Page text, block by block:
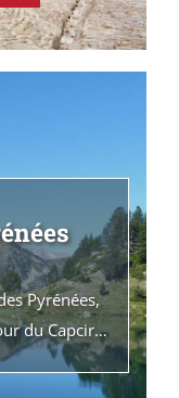
Pyrénées,
du Capcir…